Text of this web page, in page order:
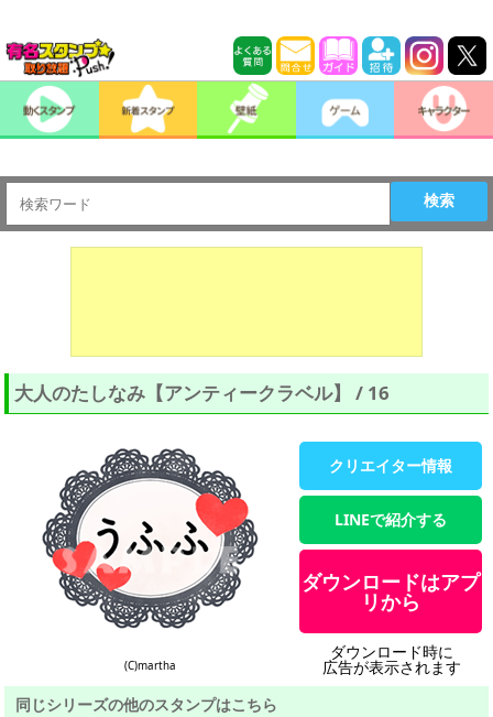
検索
大人のたしなみ【アンティークラベル】 / 16
(C)martha
クリエイター情報
LINEで紹介する
ダウンロードはアプ
リから
ダウンロード時に
広告が表示されます
同じシリーズの他のスタンプはこちら